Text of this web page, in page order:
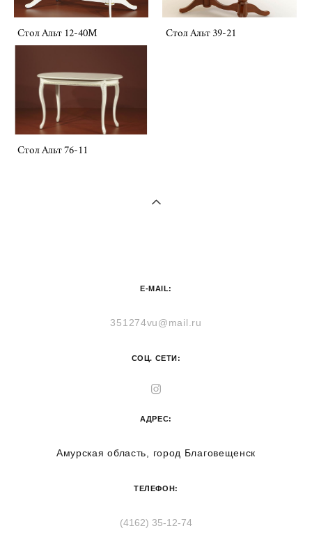
Стол Альт 12-40М Стол Альт 39-21
Стол Альт 76-11
E-MAIL:
351274vu@mail.ru
СОЦ. СЕТИ:
АДРЕС:
Амурская область, город Благовещенск
ТЕЛЕФОН:
(4162) 35-12-74